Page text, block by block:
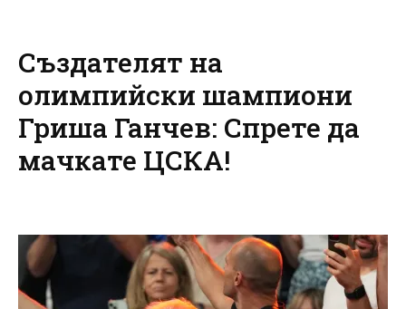
Създателят на
олимпийски шампиони
Гриша Ганчев: Спрете да
мачкате ЦСКА!